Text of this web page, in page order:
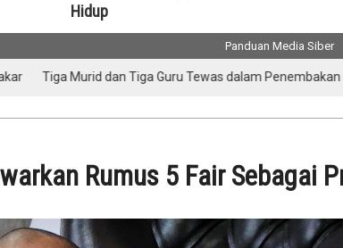
Hidup
Panduan Media Siber
Murid dan Tiga Guru Tewas dalam Penembakan di Sekolah
Rumus 5 Fair Sebagai